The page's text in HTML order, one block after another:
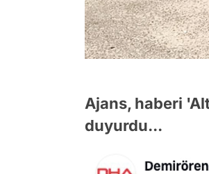
Ajans, haberi
duyurdu...